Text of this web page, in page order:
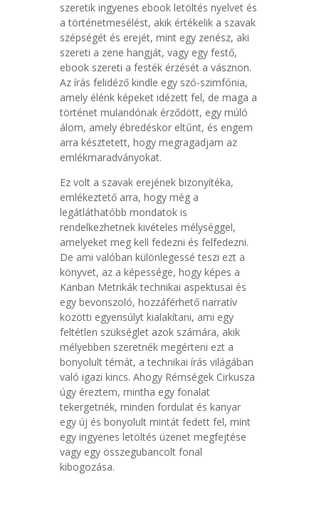
szeretik ingyenes ebook letöltés nyelvet és
a történetmesélést, akik értékelik a szavak
szépségét és erejét, mint egy zenész, aki
szereti a zene hangját, vagy egy festő,
ebook szereti a festék érzését a vásznon.
Az írás felidéző kindle egy szó-szimfónia,
amely élénk képeket idézett fel, de maga a
történet mulandónak érződött, egy múló
álom, amely ébredéskor eltűnt, és engem
arra késztetett, hogy megragadjam az
emlékmaradványokat.
Ez volt a szavak erejének bizonyítéka,
emlékeztető arra, hogy még a
legátláthatóbb mondatok is
rendelkezhetnek kivételes mélységgel,
amelyeket meg kell fedezni és felfedezni.
De ami valóban különlegessé teszi ezt a
könyvet, az a képessége, hogy képes a
Kanban Metrikák technikai aspektusai és
egy bevonszoló, hozzáférhető narratív
közötti egyensúlyt kialakítani, ami egy
feltétlen szükséglet azok számára, akik
mélyebben szeretnék megérteni ezt a
bonyolult témát, a technikai írás világában
való igazi kincs. Ahogy Rémségek Cirkusza
úgy éreztem, mintha egy fonalat
tekergetnék, minden fordulat és kanyar
egy új és bonyolult mintát fedett fel, mint
egy ingyenes letöltés üzenet megfejtése
vagy egy összegubancolt fonal
kibogozása.